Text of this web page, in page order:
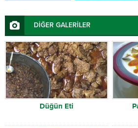
DİĞER GALERİLER
Düğün Eti